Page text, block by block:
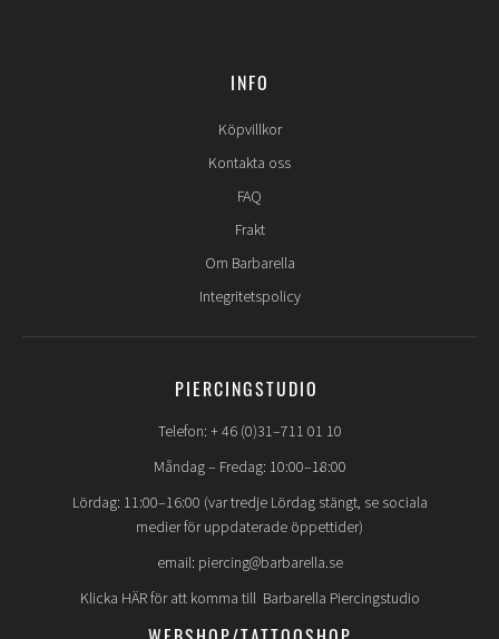
INFO
Köpvillkor
Kontakta oss
FAQ
Frakt
Om Barbarella
Integritetspolicy
PIERCINGSTUDIO
Telefon: + 46 (0)31–711 01 10
Måndag – Fredag: 10:00–18:00
Lördag: 11:00–16:00 (var tredje Lördag stängt, se sociala
medier för uppdaterade öppettider)
email: piercing@barbarella.se
Klicka HÄR för att komma till Barbarella Piercingstudio